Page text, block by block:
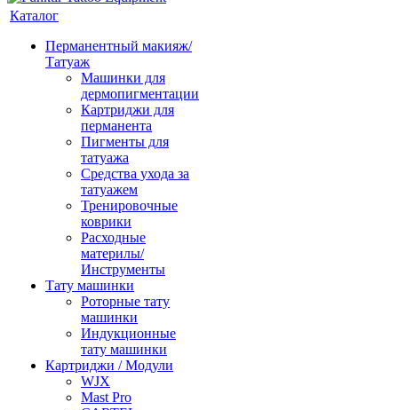
Каталог
Перманентный макияж/
Татуаж
Машинки для
дермопигментации
Картриджи для
перманента
Пигменты для
татуажа
Средства ухода за
татуажем
Тренировочные
коврики
Расходные
материлы/
Инструменты
Тату машинки
Роторные тату
машинки
Индукционные
тату машинки
Картриджи / Модули
WJX
Mast Pro